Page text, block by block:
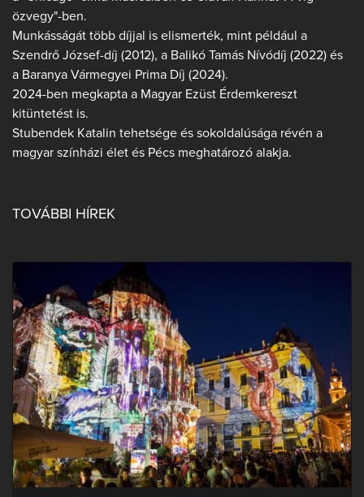
TOVÁBBI HÍREK
özvegy"-ben.
Munkásságát több díjjal is elismerték, mint például a
Szendrő József-díj (2012), a Balikó Tamás Nívódíj (2022) és
a Baranya Vármegyei Prima Díj (2024).
2024-ben megkapta a Magyar Ezüst Érdemkereszt
kitüntetést is.
Stubendek Katalin tehetsége és sokoldalúsága révén a
magyar színházi élet és Pécs meghatározó alakja.